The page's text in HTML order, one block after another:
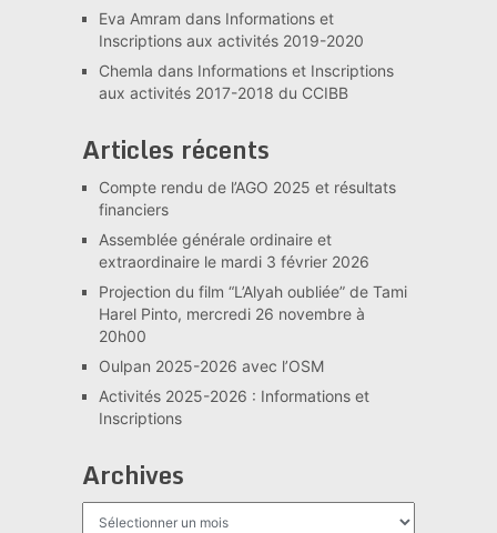
Eva Amram dans Informations et
Inscriptions aux activités 2019-2020
Chemla dans Informations et Inscriptions
aux activités 2017-2018 du CCIBB
Articles récents
Compte rendu de l’AGO 2025 et résultats
financiers
Assemblée générale ordinaire et
extraordinaire le mardi 3 février 2026
Projection du film “L’Alyah oubliée” de Tami
Harel Pinto, mercredi 26 novembre à
20h00
Oulpan 2025-2026 avec l’OSM
Activités 2025-2026 : Informations et
Inscriptions
Archives